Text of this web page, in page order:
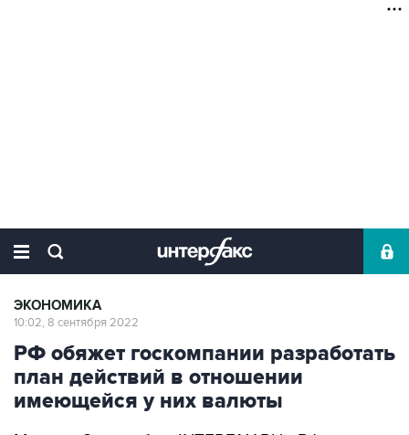
ЭКОНОМИКА
10:02, 8 сентября 2022
РФ обяжет госкомпании разработать
план действий в отношении
имеющейся у них валюты